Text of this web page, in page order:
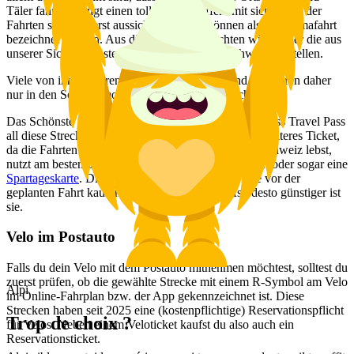
Täler fahren, bringt einen tollen Nebeneffekt mit sich: Viele der
Fahrten sind äusserst aussichtsreich und können als Panoramafahrt
bezeichnet werden. Aus diesem Grund möchten wir dir hier die aus
unserer Sicht schönsten Postautofahrten der Schweiz vorstellen.
Viele von ihnen führen über einen Bergpass und verkehren daher
nur in den Sommermonaten. Lass dich überraschen…
Das Schönste an den Fahrten ist, dass du mit dem Swiss Travel Pass
all diese Strecken fahren kannst. Du benötigst kein weiteres Ticket,
da die Fahrten alle inbegriffen sind. Falls du in der Schweiz lebst,
nutzt am besten das GA, ein normales Streckenticket oder sogar eine
Spartageskarte. Diese kannst du maximal 6 Monate vor der
geplanten Fahrt kaufen und je eher du sie kaufst, desto günstiger ist
sie.
Velo im Postauto
Falls du dein Velo mit dem Postauto mitnehmen möchtest, solltest du
zuerst prüfen, ob die gewählte Strecke mit einem R-Symbol am Velo
im Online-Fahrplan bzw. der App gekennzeichnet ist. Diese
Strecken haben seit 2025 eine (kostenpflichtige) Reservationspflicht
für Velos. Neben einem Veloticket kaufst du also auch ein
Reservationsticket.
Alpi
Trop de choix ?